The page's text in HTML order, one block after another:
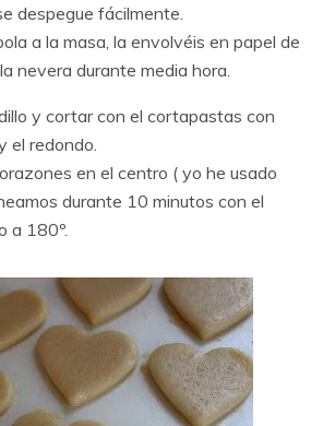
despegue fácilmente.
a la masa, la envolvéis en papel de
nevera durante media hora.
y cortar con el cortapastas con
el redondo.
en el centro ( yo he usado
durante 10 minutos con el
a 180º.